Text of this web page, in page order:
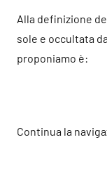
Alla definizione
sole e occultata
proponiamo è:
Continua la